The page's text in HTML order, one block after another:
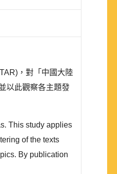
，對「中國大陸
以此觀察各主題發
This study applies
of the texts
By publication